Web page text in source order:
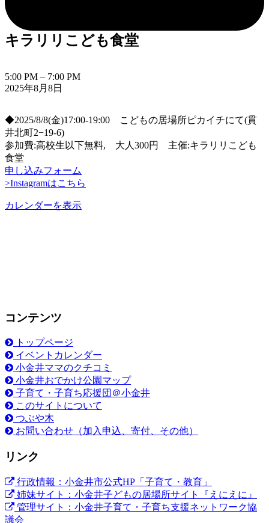
キラリリこども食堂
キ
ラ
リ
こ
ど
も
食
堂
5:00 PM – 7:00 PM
2025年8月8日
◆2025/8/8(金)17:00-19:00 こどもの居場所ピカイチにて(貫
井北町2−19-6)
参加費:高校生以下無料, 大人300円 主催:キラリリこども
食堂
申し込みフォーム
>Instagramはこちら
カレンダーを表示
コンテンツ
トップページ
イベントカレンダー
小金井ママのクチコミ
小金井おでかけ公園マップ
子育て・子育ち応援団＠小金井
このサイトについて
つぶや木
お問い合わせ（加入申込、寄付、その他）
リンク
行政情報：小金井市公式HP「子育て・教育」
姉妹サイト：小金井子どもの居場所サイト『えにえに』
管理サイト：小金井子育て・子育ち支援ネットワーク協
議会